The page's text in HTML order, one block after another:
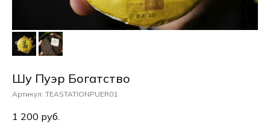
Шу Пуэр Богатство
Артикул: TEASTATIONPUER01
1 200 руб.